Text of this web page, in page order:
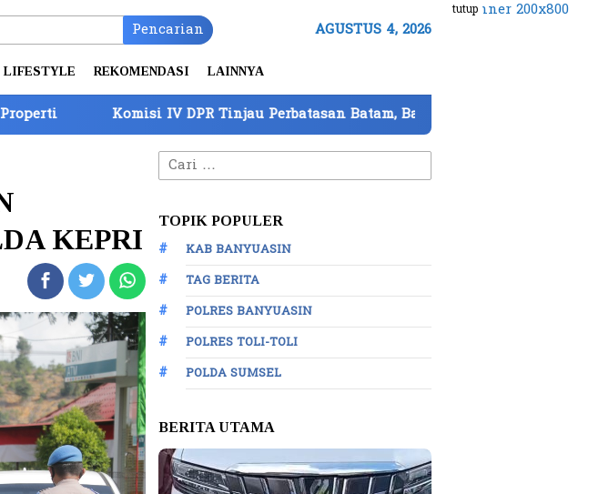
tutup
Pencarian AGUSTUS 4, 2026
LIFESTYLE REKOMENDASI LAINNYA
IV DPR Tinjau Perbatasan Batam, Barantin Paparkan 7 Strategi Perkuat
KEPRI
Cari
untuk:
TOPIK POPULER
KAB BANYUASIN
TAG BERITA
POLRES BANYUASIN
POLRES TOLI-TOLI
POLDA SUMSEL
BERITA UTAMA